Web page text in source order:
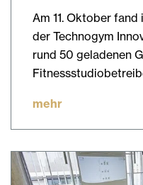
Am 11. Oktober
der Technogym
rund 50 geladenen
mehr